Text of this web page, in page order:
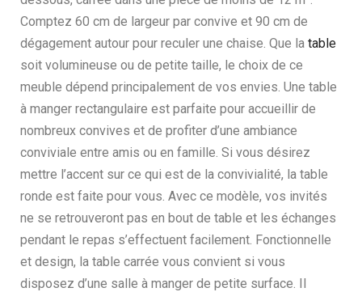
Comptez 60 cm de largeur par convive et 90 cm de
dégagement autour pour reculer une chaise. Que la table
soit volumineuse ou de petite taille, le choix de ce
meuble dépend principalement de vos envies. Une table
à manger rectangulaire est parfaite pour accueillir de
nombreux convives et de profiter d’une ambiance
conviviale entre amis ou en famille. Si vous désirez
mettre l’accent sur ce qui est de la convivialité, la table
ronde est faite pour vous. Avec ce modèle, vos invités
ne se retrouveront pas en bout de table et les échanges
pendant le repas s’effectuent facilement. Fonctionnelle
et design, la table carrée vous convient si vous
disposez d’une salle à manger de petite surface. Il